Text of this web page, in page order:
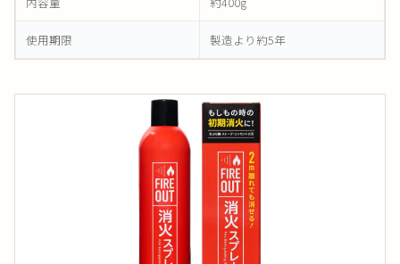
使用期限 製造より約5年